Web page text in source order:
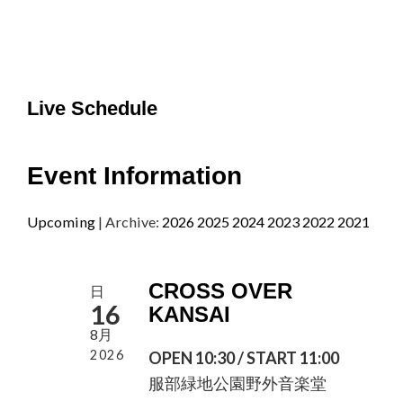
Live Schedule
Event Information
Upcoming | Archive: 2026 2025 2024 2023 2022 2021
日
16
8月
2026
CROSS OVER
KANSAI
OPEN 10:30 / START 11:00
服部緑地公園野外音楽堂